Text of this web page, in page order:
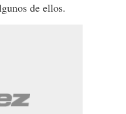
de ellos.